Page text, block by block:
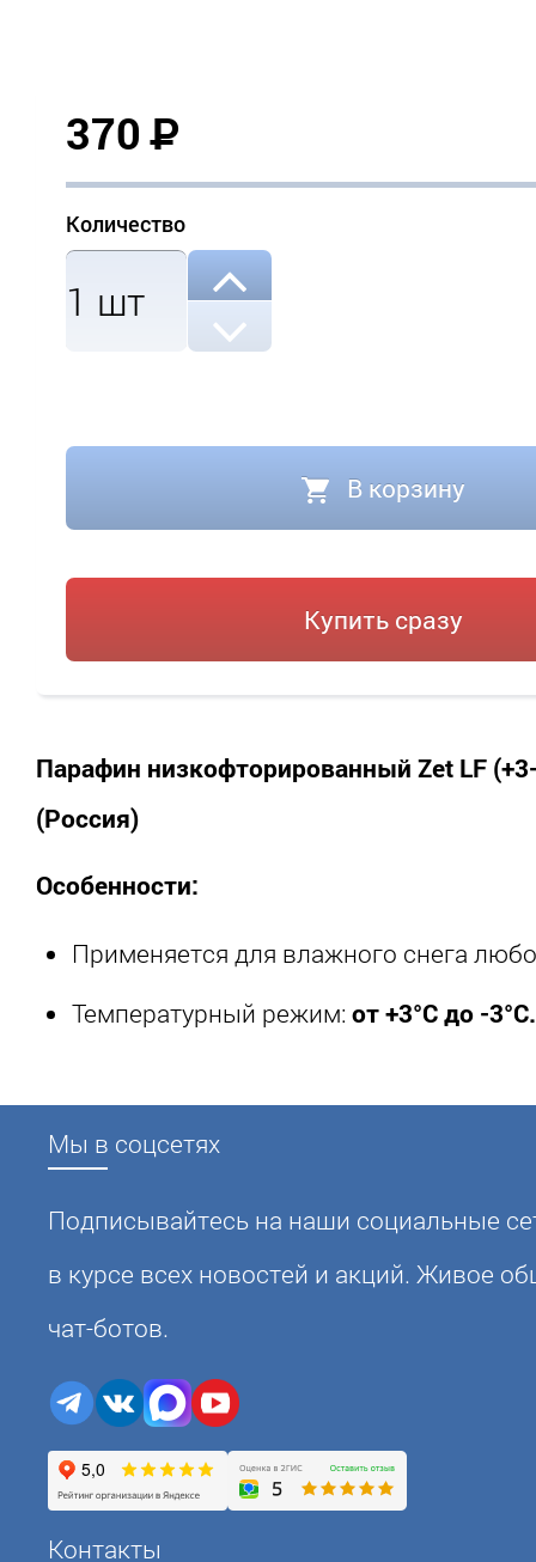
370Р
Количество
1 шт
В корзину
Купить сразу
Парафин низкофторированный Zet LF
(Россия)
Особенности:
Применяется для влажного снега
Температурный режим: от +3°С до -3°С.
Мы в соцсетях
Подписывайтесь на наши социальные
в курсе всех новостей и акций. Живое
чат-ботов.
Контакты